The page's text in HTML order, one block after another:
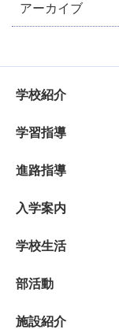
アーカイブ
学校紹介
学習指導
進路指導
入学案内
学校生活
部活動
施設紹介